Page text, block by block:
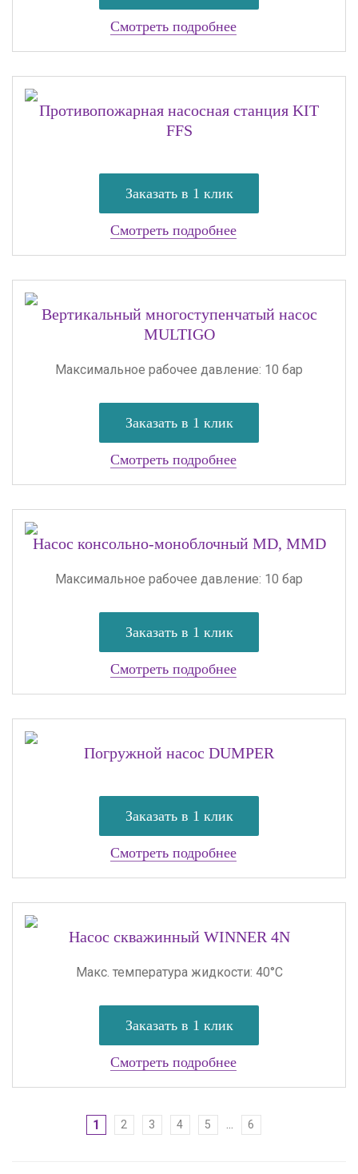
Смотреть подробнее
Противопожарная насосная станция KIT
FFS
Заказать в 1 клик
Смотреть подробнее
Вертикальный многоступенчатый насос
MULTIGO
Максимальное рабочее давление: 10 бар
Заказать в 1 клик
Смотреть подробнее
Насос консольно-моноблочный MD, MMD
Максимальное рабочее давление: 10 бар
Заказать в 1 клик
Смотреть подробнее
Погружной насос DUMPER
Заказать в 1 клик
Смотреть подробнее
Насос скважинный WINNER 4N
Макс. температура жидкости: 40°С
Заказать в 1 клик
Смотреть подробнее
1 2 3 4 5 ... 6